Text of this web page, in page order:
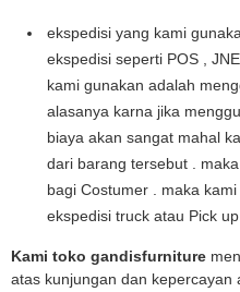
ekspedisi yang kami
ekspedisi seperti POS ,
kami gunakan adalah
alasanya karna jika
biaya akan sangat mahal
dari barang tersebut .
bagi Costumer . maka
ekspedisi truck atau Pick up
Kami toko gandisfurniture
atas kunjungan dan